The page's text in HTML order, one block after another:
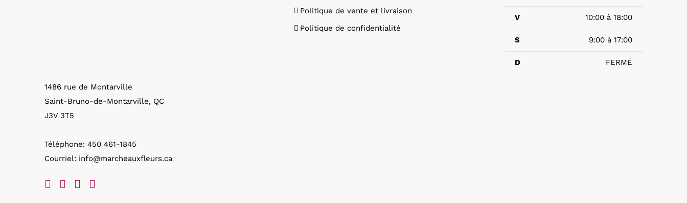
1486 rue de Montarville
Saint-Bruno-de-Montarville, QC
J3V 3T5
Téléphone: 450 461-1845
Courriel: info@marcheauxfleurs.ca
Politique de vente et livraison
Politique de confidentialité
V 10:00 à 18:00
S 9:00 à 17:00
D FERMÉ